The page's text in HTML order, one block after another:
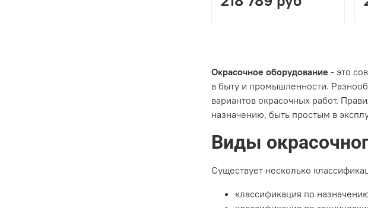
Окрасочное оборудование - это
в быту и промышленности.
вариантов окрасочных работ.
назначению, быть простым в
Виды
Существует несколько
классификация по